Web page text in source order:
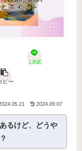
LINE
ピー
2024.09.07
るけど、どうや